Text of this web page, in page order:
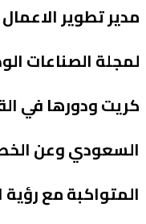
مدير تطوير
لمجلة الصناعات
كريت ودورها في
السعودي وعن
المتواكبة مع رؤية